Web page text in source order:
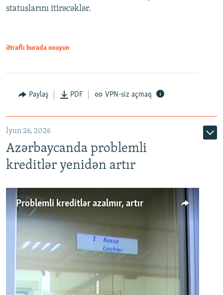
Auto 240p 360p 480p
720p 1080p
statuslarını itirəcəklər.
Ətraflı burada oxuyun
Paylaş PDF VPN-siz açmaq
İyun 26, 2026
Azərbaycanda problemli
kreditlər yenidən artır
Problemli kreditlər azalmır, artır